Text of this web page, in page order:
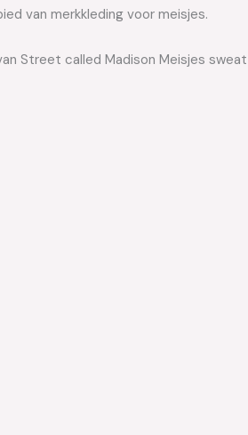
van merkkleding voor meisjes.
Street called Madison Meisjes